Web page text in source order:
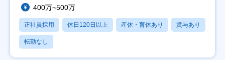
400万~500万
正社員採用 休日120日以上 産休・育休あり 賞与あり
転勤なし